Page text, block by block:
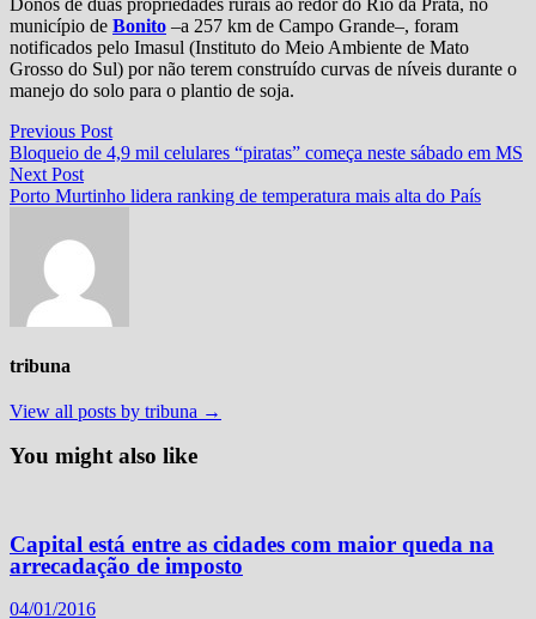
município de Bonito –a 257 km de Campo Grande–, foram
notificados pelo Imasul (Instituto do Meio Ambiente de Mato
Grosso do Sul) por não terem construído curvas de níveis durante o
manejo do solo para o plantio de soja.
Navegação
de
Post
Previous PostPrevious
post:
Bloqueio de 4,9 mil celulares “piratas” começa neste sábado em MS
Next PostNext
post:
Porto Murtinho lidera ranking de temperatura mais alta do País
tribuna
View all posts by tribuna →
You might also like
Capital está entre as cidades com maior queda na
arrecadação de imposto
04/01/2016